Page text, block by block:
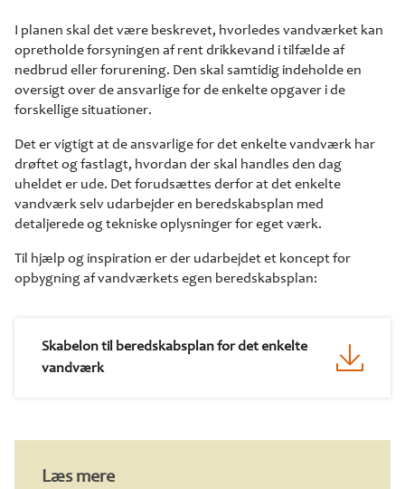
I planen skal det være beskrevet, hvorledes vandværket kan
opretholde forsyningen af rent drikkevand i tilfælde af
nedbrud eller forurening. Den skal samtidig indeholde en
oversigt over de ansvarlige for de enkelte opgaver i de
forskellige situationer.
Det er vigtigt at de ansvarlige for det enkelte vandværk har
drøftet og fastlagt, hvordan der skal handles den dag
uheldet er ude. Det forudsættes derfor at det enkelte
vandværk selv udarbejder en beredskabsplan med
detaljerede og tekniske oplysninger for eget værk.
Til hjælp og inspiration er der udarbejdet et koncept for
opbygning af vandværkets egen beredskabsplan:
Skabelon til beredskabsplan for det enkelte
vandværk
Læs mere